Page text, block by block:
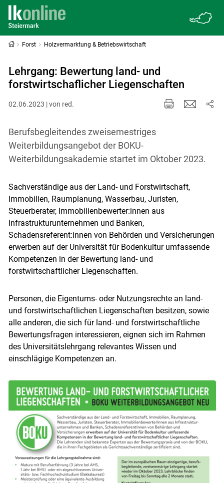
Skip to main content
Forst Holzvermarktung & Betriebswirtschaft
Lehrgang: Bewertung land- und
forstwirtschaflicher Liegenschaften
02.06.2023 | von red.
Berufsbegleitendes zweisemestriges
Weiterbildungsangebot der BOKU-
Weiterbildungsakademie startet im Oktober 2023.
Sachverständige aus der Land- und Forstwirtschaft,
Immobilien, Raumplanung, Wasserbau, Juristen,
Steuerberater, Immobilienbewerter:innen aus
Infrastrukturunternehmen und Banken,
Schadensreferent:innen von Behörden und Versicherungen
erwerben auf der Universität für Bodenkultur umfassende
Kompetenzen in der Bewertung land- und
forstwirtschaftlicher Liegenschaften.
Personen, die Eigentums- oder Nutzungsrechte an land-
und forstwirtschaftlichen Liegenschaften besitzen, sowie
alle anderen, die sich für land- und forstwirtschaftliche
Bewertungsfragen interessieren, eignen sich im Rahmen
des Universitätslehrgang relevantes Wissen und
einschlägige Kompetenzen an.